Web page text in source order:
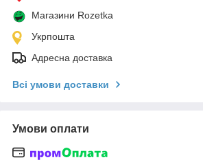
Магазини Rozetka
Укрпошта
Адресна доставка
Всі умови доставки
Умови оплати